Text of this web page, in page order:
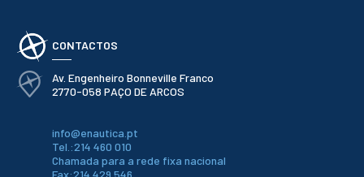
Testemunhos
BIBLIOTECA
Insights
Utilizadores
CONTACTOS
Av. Engenheiro Bonneville Franco
2770-058 PAÇO DE ARCOS
info@enautica.pt
Tel.:214 460 010
Chamada para a rede fixa nacional
Fax:214 429 546